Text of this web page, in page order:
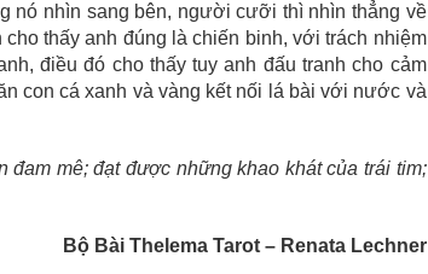
nó nhìn sang bên, người cưỡi thì nhìn thẳng về
thấy anh đúng là chiến binh, với trách nhiệm
điều đó cho thấy tuy anh đấu tranh cho cảm
con cá xanh và vàng kết nối lá bài với nước và
đam mê; đạt được những khao khát của trái tim;
Bộ Bài Thelema Tarot – Renata Lechner